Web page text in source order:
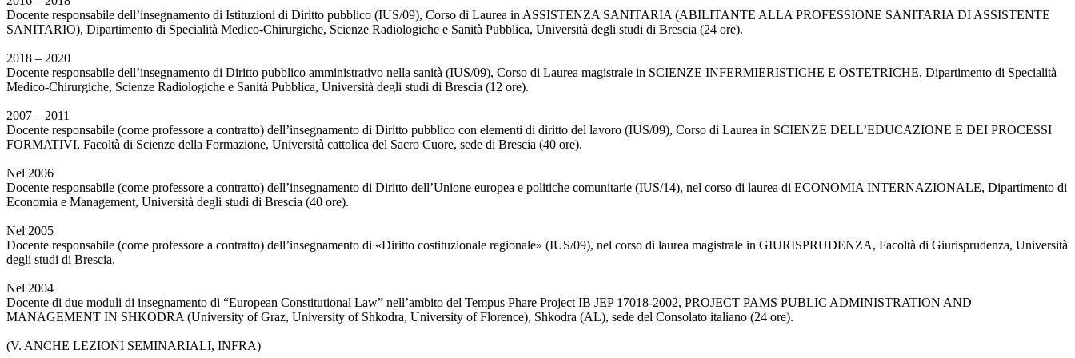
Docente responsabile dell’insegnamento di Istituzioni di Diritto pubblico (IUS/09), Corso di Laurea in ASSISTENZA SANITARIA (ABILITANTE ALLA PROFESSIONE SANITARIA DI ASSISTENTE
SANITARIO), Dipartimento di Specialità Medico-Chirurgiche, Scienze Radiologiche e Sanità Pubblica, Università degli studi di Brescia (24 ore).
2018 – 2020
Docente responsabile dell’insegnamento di Diritto pubblico amministrativo nella sanità (IUS/09), Corso di Laurea magistrale in SCIENZE INFERMIERISTICHE E OSTETRICHE, Dipartimento di Specialità
Medico-Chirurgiche, Scienze Radiologiche e Sanità Pubblica, Università degli studi di Brescia (12 ore).
2007 – 2011
Docente responsabile (come professore a contratto) dell’insegnamento di Diritto pubblico con elementi di diritto del lavoro (IUS/09), Corso di Laurea in SCIENZE DELL’EDUCAZIONE E DEI PROCESSI
FORMATIVI, Facoltà di Scienze della Formazione, Università cattolica del Sacro Cuore, sede di Brescia (40 ore).
Nel 2006
Docente responsabile (come professore a contratto) dell’insegnamento di Diritto dell’Unione europea e politiche comunitarie (IUS/14), nel corso di laurea di ECONOMIA INTERNAZIONALE, Dipartimento di
Economia e Management, Università degli studi di Brescia (40 ore).
Nel 2005
Docente responsabile (come professore a contratto) dell’insegnamento di «Diritto costituzionale regionale» (IUS/09), nel corso di laurea magistrale in GIURISPRUDENZA, Facoltà di Giurisprudenza, Università
degli studi di Brescia.
Nel 2004
Docente di due moduli di insegnamento di “European Constitutional Law” nell’ambito del Tempus Phare Project IB JEP 17018-2002, PROJECT PAMS PUBLIC ADMINISTRATION AND
MANAGEMENT IN SHKODRA (University of Graz, University of Shkodra, University of Florence), Shkodra (AL), sede del Consolato italiano (24 ore).
(V. ANCHE LEZIONI SEMINARIALI, INFRA)